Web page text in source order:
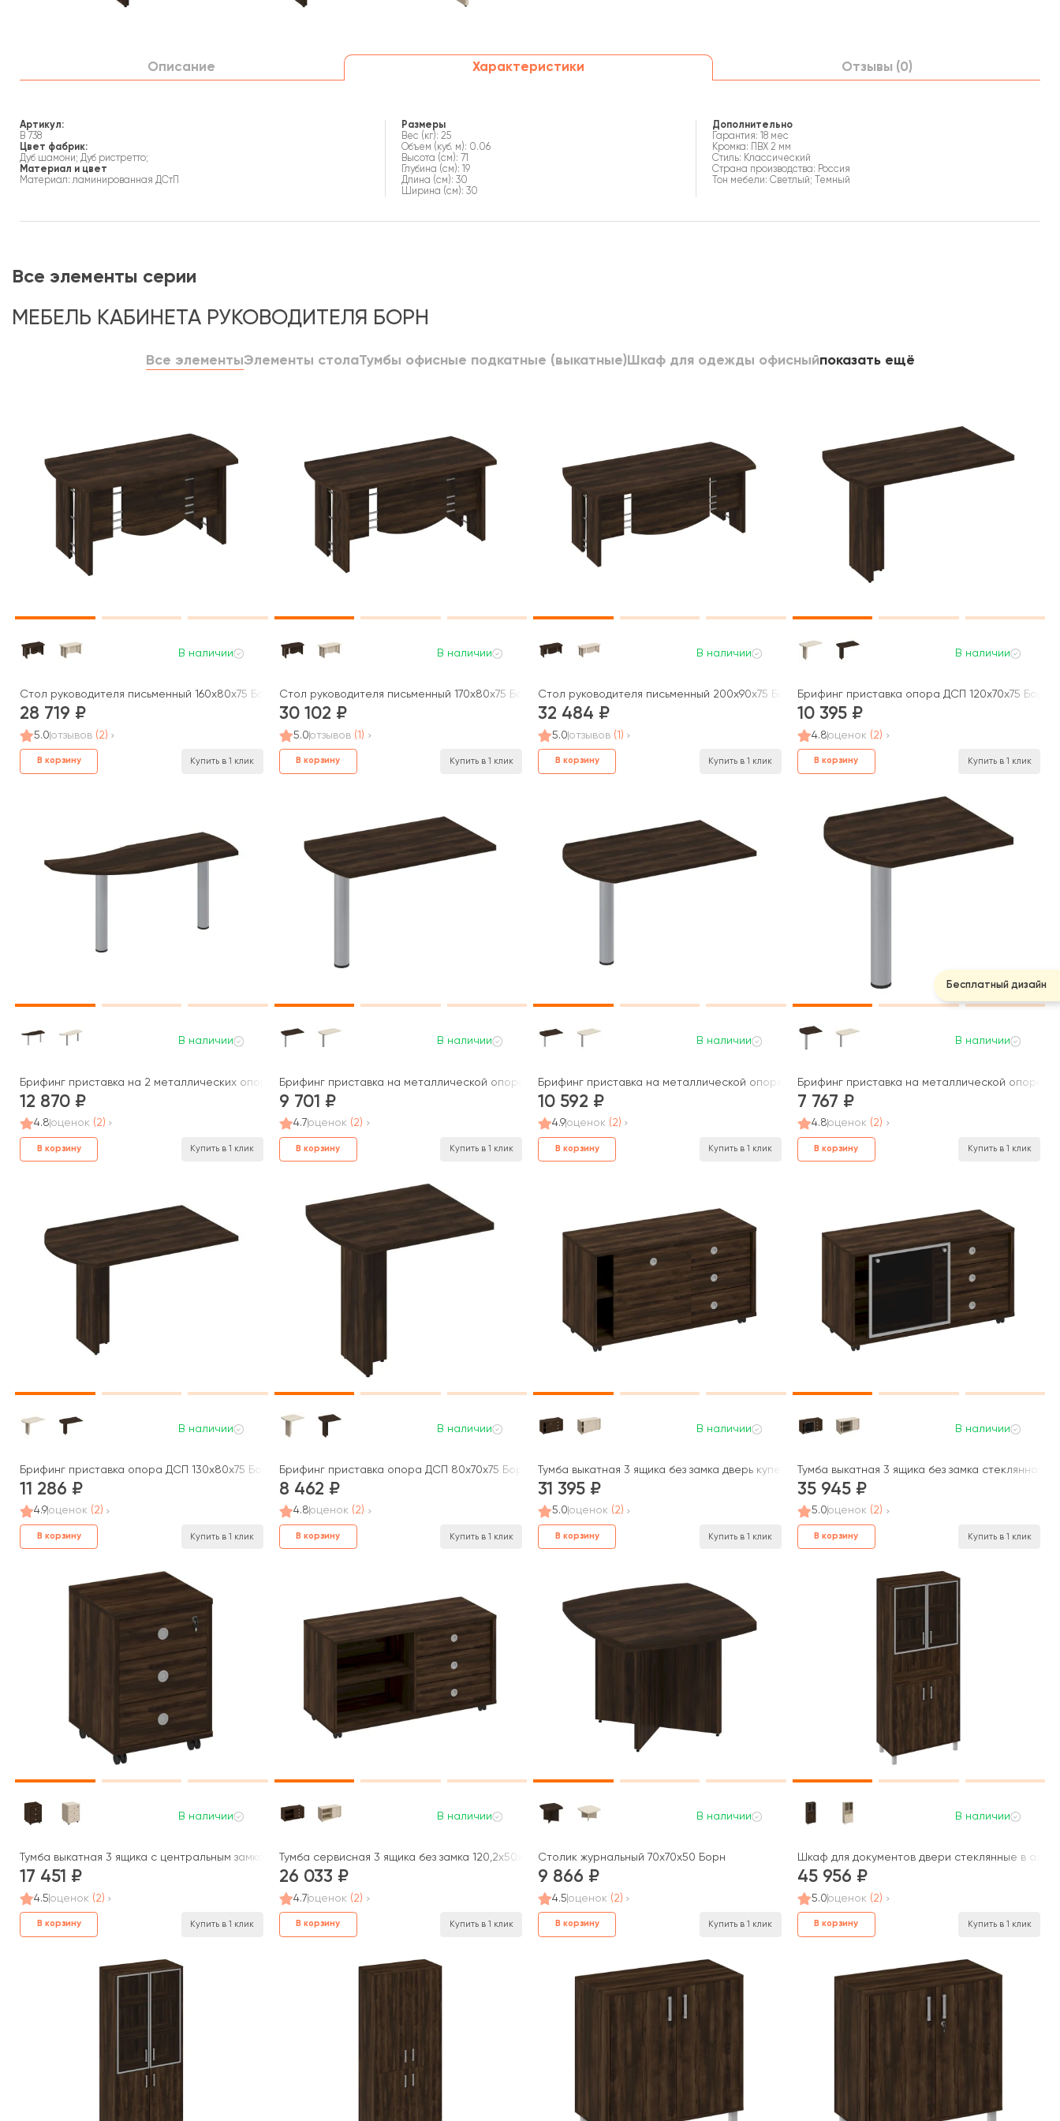
Описание Характеристики Отзывы (0)
Артикул:
B 738
Цвет фабрик:
Дуб шамони; Дуб ристретто;
Материал и цвет
Материал: ламинированная ДСтП
Размеры
Вес (кг): 25
Объем (куб. м): 0.06
Высота (см): 71
Глубина (см): 19
Длина (см): 30
Ширина (см): 30
Дополнительно
Гарантия: 18 мес
Кромка: ПВХ 2 мм
Стиль: Классический
Страна производства: Россия
Тон мебели: Светлый; Темный
Все элементы серии
МЕБЕЛЬ КАБИНЕТА РУКОВОДИТЕЛЯ БОРН
Все элементыЭлементы столаТумбы офисные подкатные (выкатные)Шкаф для одежды офисныйпоказать ещё
В наличии
Стол руководителя письменный 160x80x75 Борн
28 719
5.0отзывов (2)
В корзину Купить в 1 клик
В наличии
Стол руководителя письменный 170x80x75 Борн
30 102
5.0отзывов (1)
В корзину Купить в 1 клик
В наличии
Стол руководителя письменный 200x90x75 Борн
32 484
5.0отзывов (1)
В корзину Купить в 1 клик
В наличии
Брифинг приставка опора ДСП 120x70x75 Борн
10 395
4.8оценок (2)
В корзину Купить в 1 клик
В наличии
Брифинг приставка на 2 металлических опорах 165x60x75 Борн
12 870
4.8 оценок (2)
В корзину Купить в 1 клик
В наличии
Брифинг приставка на металлической опоре 120x70x75 Борн
9 701
4.7оценок (2)
В корзину Купить в 1 клик
В наличии
Брифинг приставка на металлической опоре 130x80x75 Борн
10 592
4.9оценок (2)
В корзину Купить в 1 клик
В наличии
Брифинг приставка на металлической опоре
7 767
4.8оценок (2)
В корзину Купить в 1 клик
В наличии
Брифинг приставка опора ДСП 130x80x75 Борн
11 286
4.9оценок (2)
В корзину Купить в 1 клик
В наличии
Брифинг приставка опора ДСП 80x70x75 Борн
8 462
4.8оценок (2)
В корзину Купить в 1 клик
В наличии
Тумба выкатная 3 ящика без замка дверь купе 120,2x50x66 Борн
31 395
5.0 оценок (2)
В корзину Купить в 1 клик
В наличии
Тумба выкатная 3 ящика без замка стеклянная
35 945
5.0оценок (2)
В корзину Купить в 1 клик
В наличии
Тумба выкатная 3 ящика с центральным замком 48x45x66 Борн
17 451
4.5 оценок (2)
В корзину Купить в 1 клик
В наличии
Тумба сервисная 3 ящика без замка 120,2x50x66 Борн
26 033
4.7оценок (2)
В корзину Купить в 1 клик
В наличии
Столик журнальный 70x70x50 Борн
9 866
4.5 оценок (2)
В корзину Купить в 1 клик
В наличии
Шкаф для документов двери стеклянные в
45 956
5.0оценок (2)
В корзину Купить в 1 клик
Бесплатный дизайн